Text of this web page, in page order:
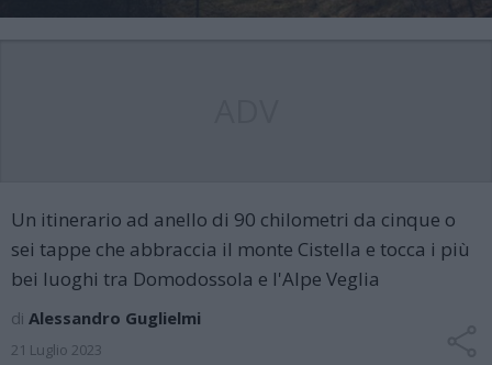
Un itinerario ad anello di 90 chilometri da cinque o
sei tappe che abbraccia il monte Cistella e tocca i più
bei luoghi tra Domodossola e l'Alpe Veglia
di Alessandro Guglielmi
21 Luglio 2023